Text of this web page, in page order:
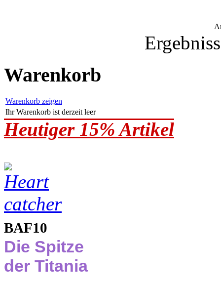
Warenkorb
Warenkorb zeigen
Ihr Warenkorb ist derzeit leer
Heutiger 15% Artikel
BAF10
Die Spitze
der Titania